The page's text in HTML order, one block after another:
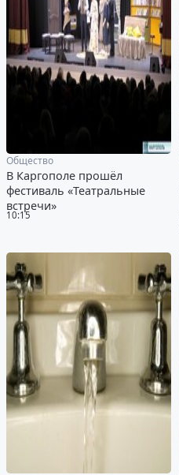
10:15
Общество
В Каргополе прошёл
фестиваль «Театральные
встречи»